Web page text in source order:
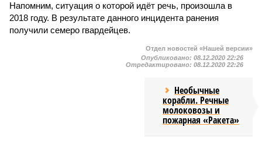
Напомним, ситуация о которой идёт речь, произошла в
2018 году. В результате данного инцидента ранения
получили семеро гвардейцев.
Отдел новостей «Нашей версии»
Опубликовано: 08.12.2020 22:26
Отредактировано: 08.12.2020 22:26
Необычные
корабли. Речные
молоковозы и
пожарная «Ракета»